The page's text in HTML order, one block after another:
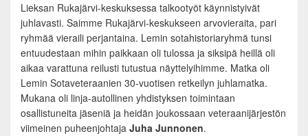
Lieksan Rukajärvi-keskuksessa talkootyöt käynnistyivät
juhlavasti. Saimme Rukajärvi-keskukseen arvovieraita, pari
ryhmää vieraili perjantaina. Lemin sotahistoriaryhmä tunsi
entuudestaan mihin paikkaan oli tulossa ja siksipä heillä oli
aikaa varattuna reilusti tutustua näyttelyihimme. Matka oli
Lemin Sotaveteraanien 30-vuotisen retkeilyn juhlamatka.
Mukana oli linja-autollinen yhdistyksen toimintaan
osallistuneita jäseniä ja heidän joukossaan veteraanijärjestön
viimeinen puheenjohtaja Juha Junnonen.